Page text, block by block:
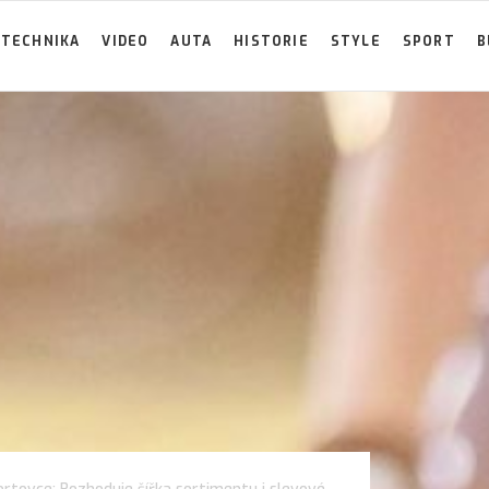
TECHNIKA VIDEO AUTA HISTORIE STYLE SPORT